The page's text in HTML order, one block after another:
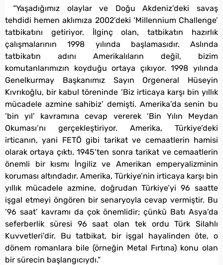
“Yaşadığımız olaylar ve Doğu Akdeniz’deki savaş
tehdidi hemen aklımıza 2002’deki ‘Millennium Challenge’
tatbikatını getiriyor. İlginç olan, tatbikatın hazırlık
çalışmalarının 1998 yılında başlamasıdır. Aslında
tatbikatın adını Amerikalıların değil, bizim
komutanlarımızın koyduğu ortaya çıkıyor. 1998 yılında
Genelkurmay Başkanımız Sayın Orgeneral Hüseyin
Kıvrıkoğlu, bir kabul töreninde ‘Biz irticaya karşı bin yıllık
mücadele azmine sahibiz’ demişti. Amerika’da senin bu
‘bin yıl’ kavramına cevap vererek ‘Bin Yılın Meydan
Okuması’nı gerçekleştiriyor. Amerika, Türkiye’deki
irticanın, yani FETÖ gibi tarikat ve cemaatlerin hamisi
olarak ortaya çıktı. 1945’ten sonra tarikat ve cemaatlerin
önemli bir kısmı İngiliz ve Amerikan emperyalizminin
koruması altındadır. Amerika, Türkiye’nin irticaya karşı bin
yıllık mücadele azmine, doğrudan Türkiye’yi 96 saatte
işgal etmeyi öngören bir senaryoyla cevap vermiştir. Bu
’96 saat’ kavramı da çok önemlidir; çünkü Batı Asya’da
seferberlik süresi 96 saat olan tek ordu Türk Silahlı
Kuvvetleri’dir. Bu tatbikat, bir işgal hayalinden öte, o
dönem romanlara bile (örneğin Metal Fırtına) konu olan
bir sürecin başlangıcıydı.”